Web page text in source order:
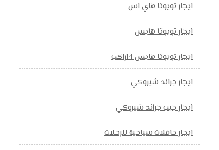
ايجار تويوتا هاي اس
ايجار تويوتا هايس
ايجار تويوتا هايس 14راكب
ايجار جراند شيروكي
ايجار جيب جراند شيروكي
ايجار حافلات سياحية للرحلات